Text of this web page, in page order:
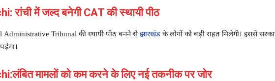
रांची में जल्द बनेगी CAT की स्थायी पीठ
Administrative Tribunal की स्थायी पीठ बनने सेझारखंड के लोगों को बड़ी राहत मिलेगी। इससे
मामलों को कम करने के लिए नई तकनीक पर जोर